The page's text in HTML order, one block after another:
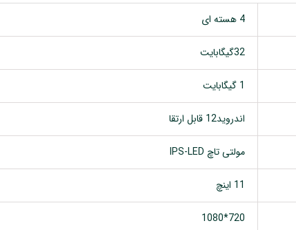
4 هسته ای
32گیگابایت
1 گیگابایت
اندروید12 قابل ارتقا
مولتی تاچ IPS-LED
11 اینچ
720*1080